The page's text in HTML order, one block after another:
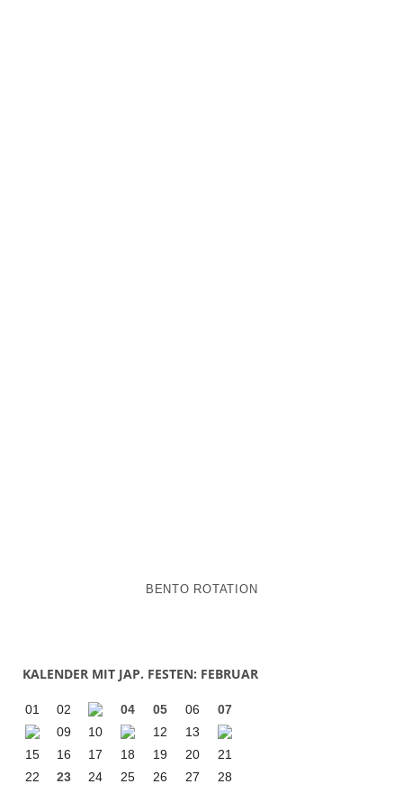
BENTO ROTATION
KALENDER MIT JAP. FESTEN: FEBRUAR
01 02 04 05 06
07
09
10 12
13
15
16 17 18 19 20
21
22
23 24 25 26 27 28